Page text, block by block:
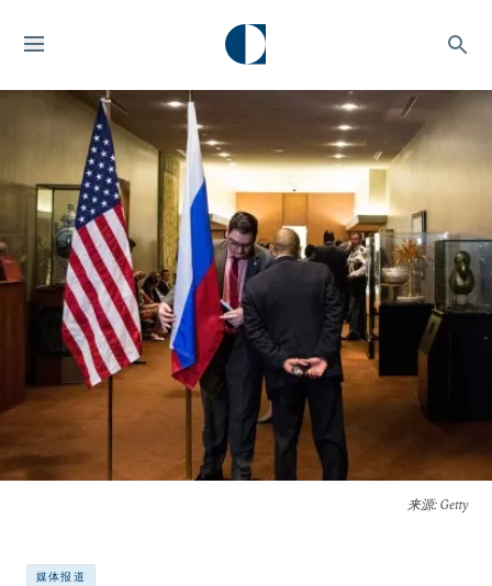
来源: Getty
媒体报道